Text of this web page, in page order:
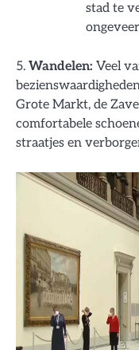
stad te
5. Wandelen: Veel
Grote Markt, de
comfortabele
straatjes en